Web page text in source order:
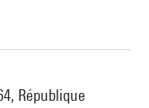
République